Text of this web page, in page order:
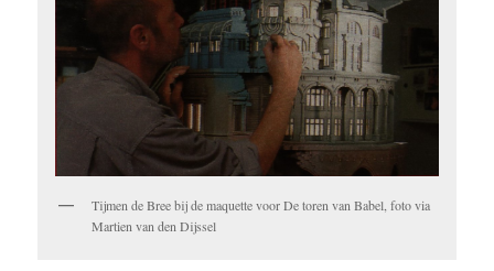
Tijmen de Bree bij de maquette voor De toren van Babel, foto via
Martien van den Dijssel